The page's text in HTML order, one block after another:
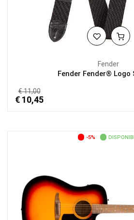
Fender
Fender Fender® Logo
€ 11,00
€ 10,45
-5%